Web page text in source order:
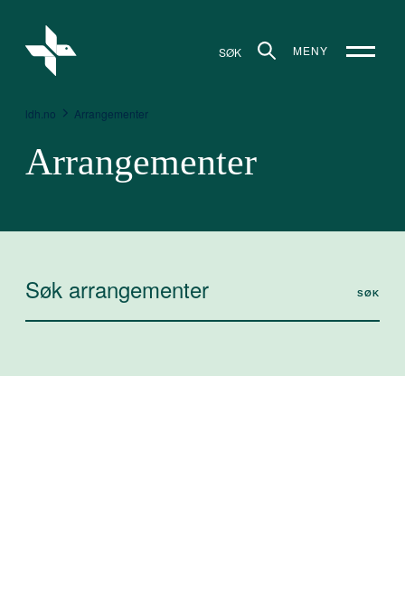
SØK MENY
ldh.no Arrangementer
Arrangementer
SØK